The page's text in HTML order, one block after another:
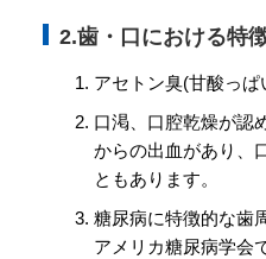
2.歯・口における特
アセトン臭(甘酸っぱ
口渇、口腔乾燥が認
からの出血があり、
ともあります。
糖尿病に特徴的な歯
アメリカ糖尿病学会
サイトマップ